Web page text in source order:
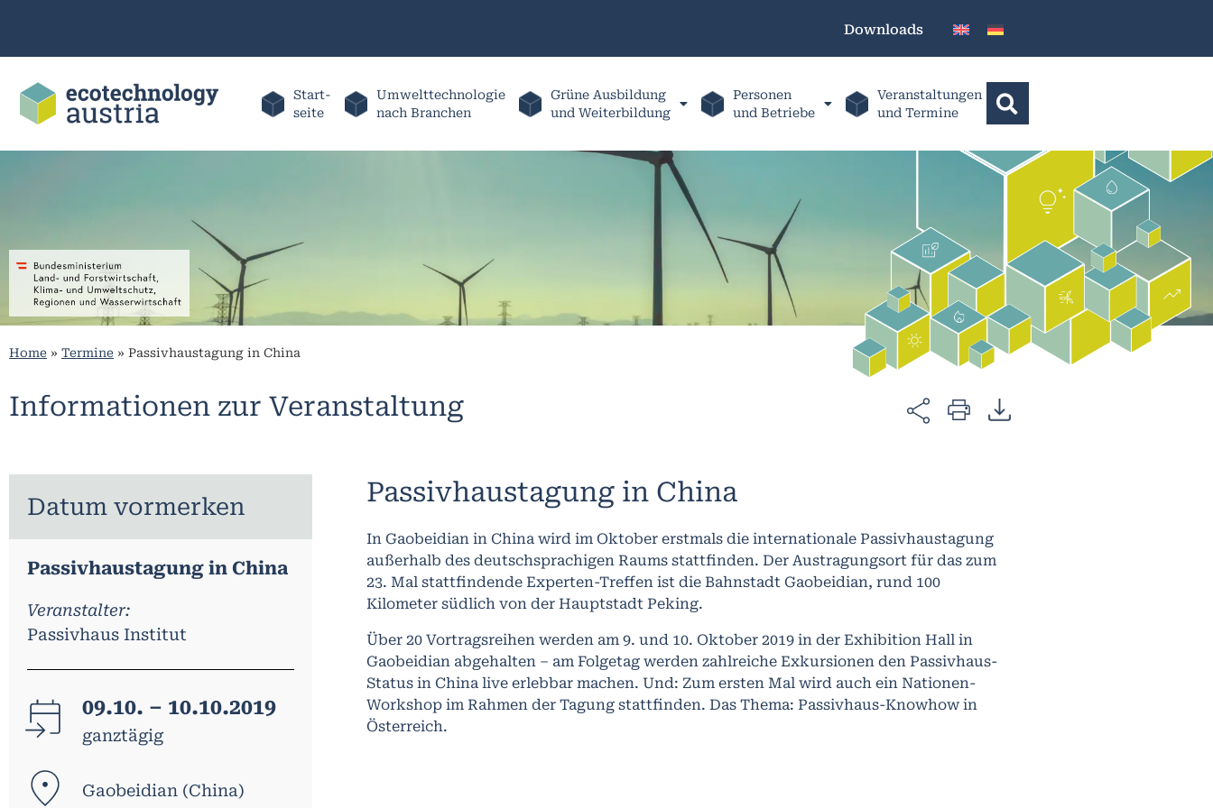
Downloads
Start-
seite
Umwelttechnologie
nach Branchen
Grüne Ausbildung
und Weiterbildung
Personen
und Betriebe
Veranstaltungen
und Termine
Home » Termine » Passivhaustagung in China
Informationen zur Veranstaltung
Datum vormerken
Passivhaustagung in China
Veranstalter:
Passivhaus Institut
09.10. – 10.10.2019
ganztägig
Gaobeidian (China)
Passivhaustagung in China
In Gaobeidian in China wird im Oktober erstmals die internationale Passivhaustagung
außerhalb des deutschsprachigen Raums stattfinden. Der Austragungsort für das zum
23. Mal stattfindende Experten-Treffen ist die Bahnstadt Gaobeidian, rund 100
Kilometer südlich von der Hauptstadt Peking.
Über 20 Vortragsreihen werden am 9. und 10. Oktober 2019 in der Exhibition Hall in
Gaobeidian abgehalten – am Folgetag werden zahlreiche Exkursionen den Passivhaus-
Status in China live erlebbar machen. Und: Zum ersten Mal wird auch ein Nationen-
Workshop im Rahmen der Tagung stattfinden. Das Thema: Passivhaus-Knowhow in
Österreich.